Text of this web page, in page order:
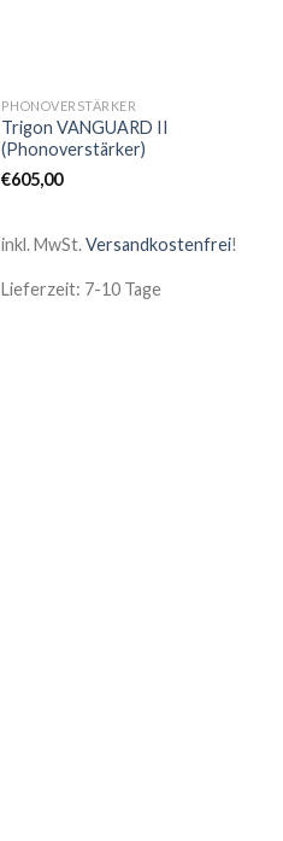
PHONOVERSTÄRKER
Trigon VANGUARD II
(Phonoverstärker)
€605,00
inkl. MwSt. Versandkostenfrei!
Lieferzeit: 7-10 Tage